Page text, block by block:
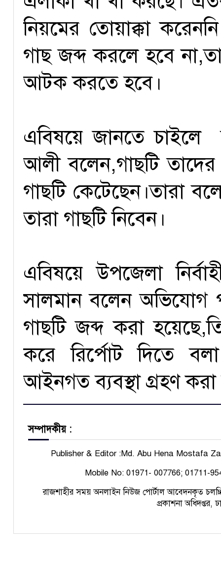
নিয়মের তোয়াক্কা
গাছ জব্দ করলে হবে
আটক করতে হবে।
এবিষয়ে জানতে
আলী বলেন,গাছটি
গাছটি কেটেছেন।তারা
তারা গাছটি নিবেন।
এবিষয়ে উপজেলা
সালমান বলেন অভিযোগ
গাছটি জব্দ করা
করে রির্পোট দিতে
আইনগত ব্যবস্থা গ্রহণ করা
সম্পাদকীয় :
Publisher & Editor :Md. Abu Hena Mostafa
Mobile No: 01971- 007766; 01711-
রাজশাহীর সময় অনলাইন নিউজ পোর্টালআবেদনকৃত চ
প্রকাশনা অধিদপ্তর,